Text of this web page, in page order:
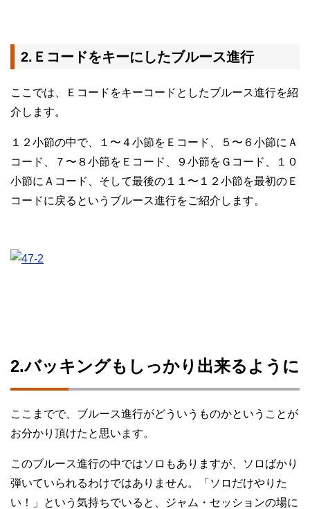
2.Ｅコードをキーにしたブルース進行
ここでは、Ｅコードをキーコードとしたブルース進行を紹
介します。
１２小節の中で、１〜４小節をＥコード、５〜６小節にＡ
コード、７〜８小節をＥコード、９小節をＧコード、１０
小節にＡコード、そして最後の１１〜１２小節を最初のＥ
コードに戻るというブルース進行をご紹介します。
2.バッキングもしっかり出来るように
ここまでで、ブルース進行がどういうものかということが
お分かり頂けたと思います。
このブルース進行の中ではソロもありますが、ソロばかり
弾いていられるわけではありません。「ソロだけやりた
い！」という気持ちでいると、ジャム・セッションの場に